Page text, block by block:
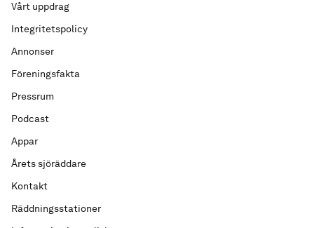
Vårt uppdrag
Integritetspolicy
Annonser
Föreningsfakta
Pressrum
Podcast
Appar
Årets sjöräddare
Kontakt
Räddningsstationer